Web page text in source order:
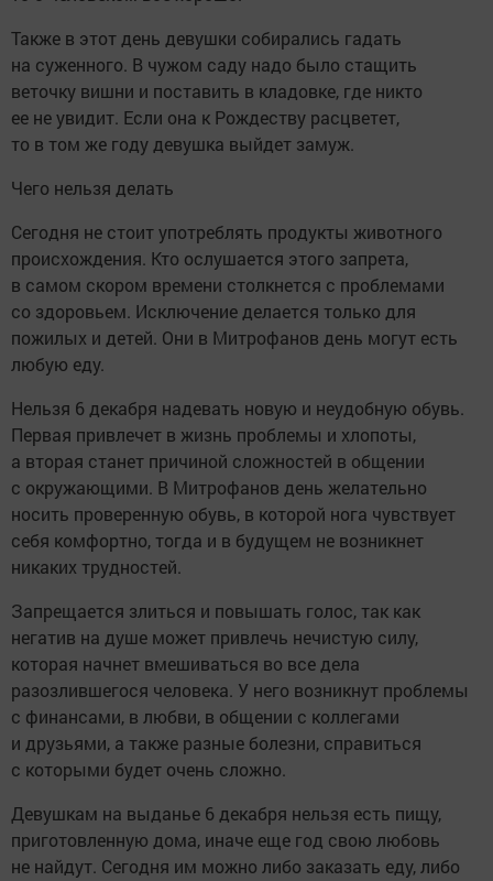
Также в этот день девушки собирались гадать
на суженного. В чужом саду надо было стащить
веточку вишни и поставить в кладовке, где никто
ее не увидит. Если она к Рождеству расцветет,
то в том же году девушка выйдет замуж.
Чего нельзя делать
Сегодня не стоит употреблять продукты животного
происхождения. Кто ослушается этого запрета,
в самом скором времени столкнется с проблемами
со здоровьем. Исключение делается только для
пожилых и детей. Они в Митрофанов день могут есть
любую еду.
Нельзя 6 декабря надевать новую и неудобную обувь.
Первая привлечет в жизнь проблемы и хлопоты,
а вторая станет причиной сложностей в общении
с окружающими. В Митрофанов день желательно
носить проверенную обувь, в которой нога чувствует
себя комфортно, тогда и в будущем не возникнет
никаких трудностей.
Запрещается злиться и повышать голос, так как
негатив на душе может привлечь нечистую силу,
которая начнет вмешиваться во все дела
разозлившегося человека. У него возникнут проблемы
с финансами, в любви, в общении с коллегами
и друзьями, а также разные болезни, справиться
с которыми будет очень сложно.
Девушкам на выданье 6 декабря нельзя есть пищу,
приготовленную дома, иначе еще год свою любовь
не найдут. Сегодня им можно либо заказать еду, либо